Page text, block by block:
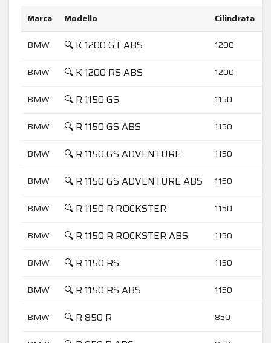
Marca Modello Cilindrata
BMW
🔍 K 1200 GT ABS 1200
BMW 🔍 K 1200 RS ABS 1200
BMW 🔍 R 1150 GS 1150
BMW 🔍 R 1150 GS ABS 1150
BMW 🔍 R 1150 GS ADVENTURE 1150
BMW 🔍 R 1150 GS ADVENTURE ABS 1150
BMW 🔍 R 1150 R ROCKSTER 1150
BMW 🔍 R 1150 R ROCKSTER ABS 1150
BMW 🔍 R 1150 RS 1150
BMW 🔍 R 1150 RS ABS 1150
BMW 🔍 R 850 R 850